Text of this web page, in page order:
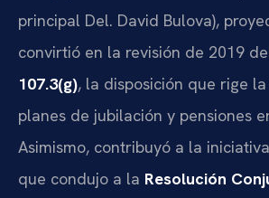
principal Del. David Bulova),
convirtió en la revisión de 2019
107.3(g), la disposición que rige
planes de jubilación y pensiones
Asimismo, contribuyó a la
que condujo a la Resolución